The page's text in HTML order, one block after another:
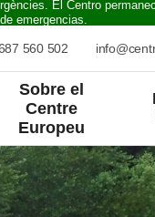
El Centro
emergencias.
560 502
Sobre el
Centre
Europeu